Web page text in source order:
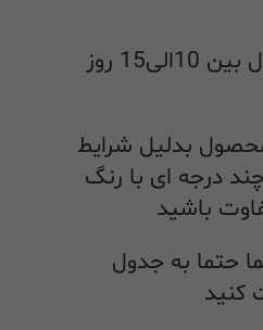
زمان ارسال محصول بین 10الی15 روز
بدلیل شرایط
درجه ای با رنگ
باشید
حتما به جدول
کنید